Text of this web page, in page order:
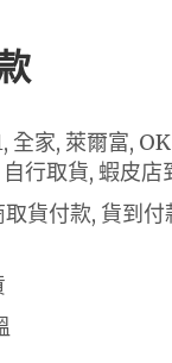
全家, 萊爾富,
行取貨, 蝦皮店
貨付款, 貨到